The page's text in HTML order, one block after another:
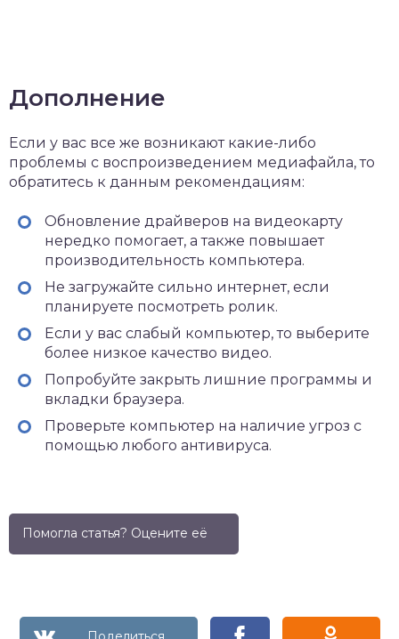
Дополнение
Если у вас все же возникают какие-либо
проблемы с воспроизведением медиафайла, то
обратитесь к данным рекомендациям:
Обновление драйверов на видеокарту
нередко помогает, а также повышает
производительность компьютера.
Не загружайте сильно интернет, если
планируете посмотреть ролик.
Если у вас слабый компьютер, то выберите
более низкое качество видео.
Попробуйте закрыть лишние программы и
вкладки браузера.
Проверьте компьютер на наличие угроз с
помощью любого антивируса.
Помогла статья? Оцените её